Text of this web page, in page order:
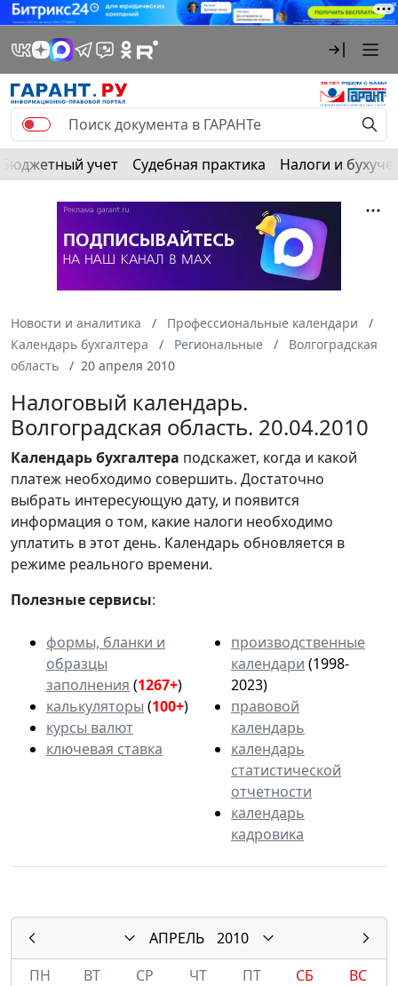
Бюджетный учет Судебная практика Налоги и
Новости и аналитика
Профессиональные календари
Календарь бухгалтера
Региональные
Волгоградская
область
20 апреля 2010
Налоговый календарь.
Волгоградская область. 20.04.2010
Календарьбухгалтера подскажет, когда и какой
платеж необходимо совершить. Достаточно
выбрать интересующую дату, и появится
информация о том, какие налоги необходимо
уплатить в этот день. Календарь обновляется в
режиме реального времени.
Полезные сервисы:
формы, бланки и
образцы
заполнения (1267+)
калькуляторы (100+)
курсы валют
ключевая ставка
производственные
календари (1998-
2023)
правовой
календарь
календарь
статистической
отчетности
календарь
кадровика
АПРЕЛЬ
2010
ПН
ВТ СР ЧТ ПТ СБ
ВС